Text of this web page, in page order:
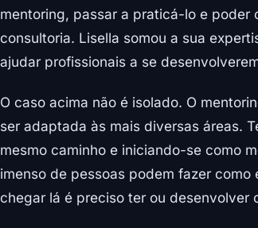
mentoring, passar a praticá-lo e poder
consultoria. Lisella somou a sua
ajudar profissionais a se
O caso acima não é isolado. O
ser adaptada às mais diversas áreas.
mesmo caminho e iniciando-se como
imenso de pessoas podem fazer
chegar lá é preciso ter ou desenvolver